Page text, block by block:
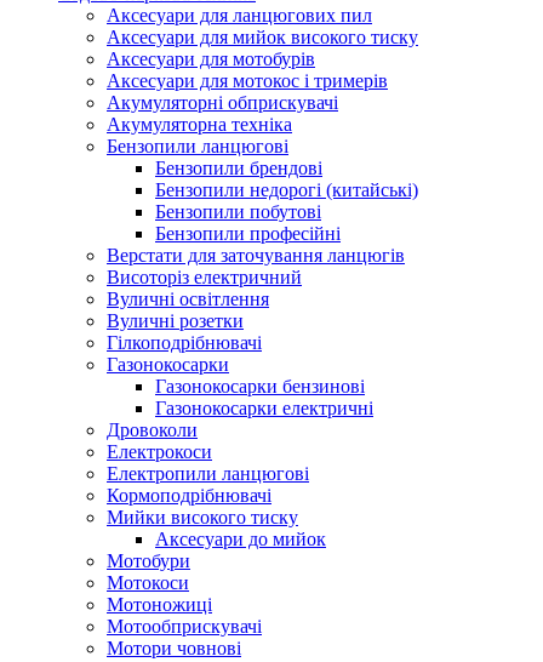
Аксесуари для ланцюгових пил
Аксесуари для мийок високого тиску
Аксесуари для мотобурів
Аксесуари для мотокос і тримерів
Акумуляторні обприскувачі
Акумуляторна техніка
Бензопили ланцюгові
Бензопили брендові
Бензопили недорогі (китайські)
Бензопили побутові
Бензопили професійні
Верстати для заточування ланцюгів
Висоторіз електричний
Вуличні освітлення
Вуличні розетки
Гілкоподрібнювачі
Газонокосарки
Газонокосарки бензинові
Газонокосарки електричні
Дровоколи
Електрокоси
Електропили ланцюгові
Кормоподрібнювачі
Мийки високого тиску
Аксесуари до мийок
Мотобури
Мотокоси
Мотоножиці
Мотообприскувачі
Мотори човнові